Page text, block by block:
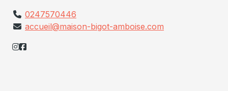
0247570446
accueil@maison-bigot-amboise.com